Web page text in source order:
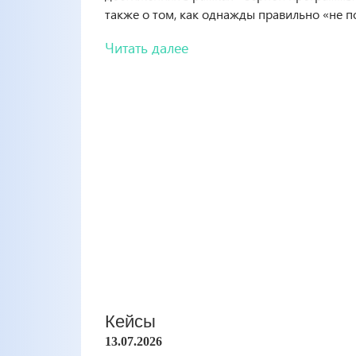
также о том, как однажды правильно «не
Читать далее
Кейсы
13.07.2026